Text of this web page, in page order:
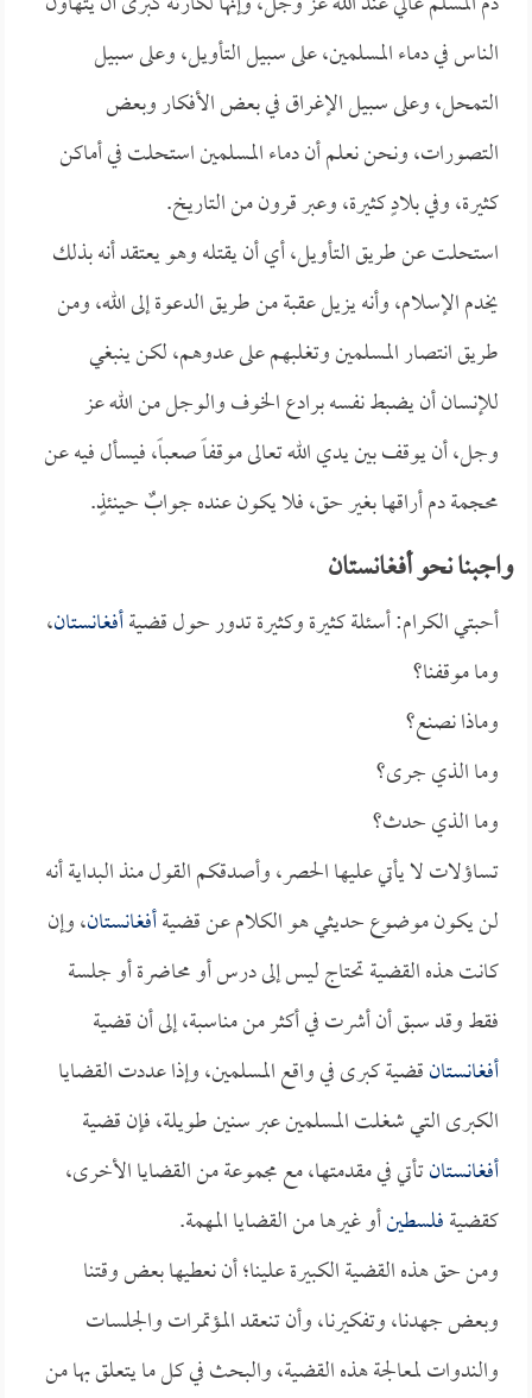
الناس في دماء المسلمين، على سبيل التأويل، وعلى سبيل
التمحل، وعلى سبيل الإغراق في بعض الأفكار وبعض
التصورات، ونحن نعلم أن دماء المسلمين استحلت في أماكن
كثيرة، وفي بلادٍ كثيرة، وعبر قرون من التاريخ.
استحلت عن طريق التأويل، أي أن يقتله وهو يعتقد أنه بذلك
يخدم الإسلام، وأنه يزيل عقبة من طريق الدعوة إلى الله، ومن
طريق انتصار المسلمين وتغلبهم على عدوهم، لكن ينبغي
للإنسان أن يضبط نفسه برادع الخوف والوجل من الله عز
وجل، أن يوقف بين يدي الله تعالى موقفاً صعباً، فيسأل فيه عن
محجمة دم أراقها بغير حق، فلا يكون عنده جوابٌ حينئذٍ.
واجبنا نحو أفغانستان
أحبتي الكرام: أسئلة كثيرة وكثيرة تدور حول قضيةأفغانستان،
وما موقفنا؟
وماذا نصنع؟
وما الذي جرى؟
وما الذي حدث؟
تساؤلات لا يأتي عليها الحصر، وأصدقكم القول منذ البداية أنه
لن يكون موضوع حديثي هو الكلام عن قضيةأفغانستان، وإن
كانت هذه القضية تحتاج ليس إلى درس أو محاضرة أو جلسة
فقط وقد سبق أن أشرت في أكثر من مناسبة، إلى أن قضية
أفغانستانقضية كبرى في واقع المسلمين، وإذا عددت القضايا
الكبرى التي شغلت المسلمين عبر سنين طويلة، فإن قضية
أفغانستانتأتي في مقدمتها، مع مجموعة من القضايا الأخرى،
كقضيةفلسطينأو غيرها من القضايا المهمة.
ومن حق هذه القضية الكبيرة علينا؛ أن نعطيها بعض وقتنا
وبعض جهدنا، وتفكيرنا، وأن تنعقد المؤتمرات والجلسات
والندوات لمعالجة هذه القضية، والبحث في كل ما يتعلق بها من